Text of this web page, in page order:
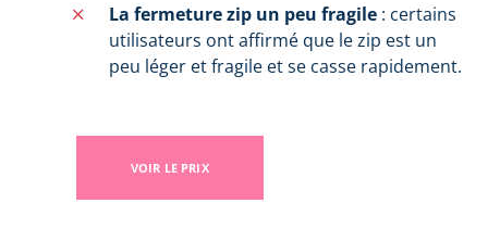
La fermeture zip un peu fragile : certains
utilisateurs ont affirmé que le zip est un
peu léger et fragile et se casse rapidement.
VOIR LE PRIX